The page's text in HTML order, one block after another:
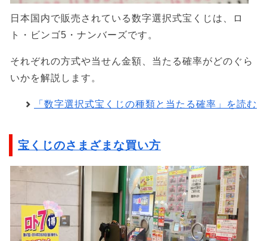
日本国内で販売されている数字選択式宝くじは、ロ
ト・ビンゴ5・ナンバーズです。
それぞれの方式や当せん金額、当たる確率がどのぐら
いかを解説します。
「数字選択式宝くじの種類と当たる確率」を読む
宝くじのさまざまな買い方